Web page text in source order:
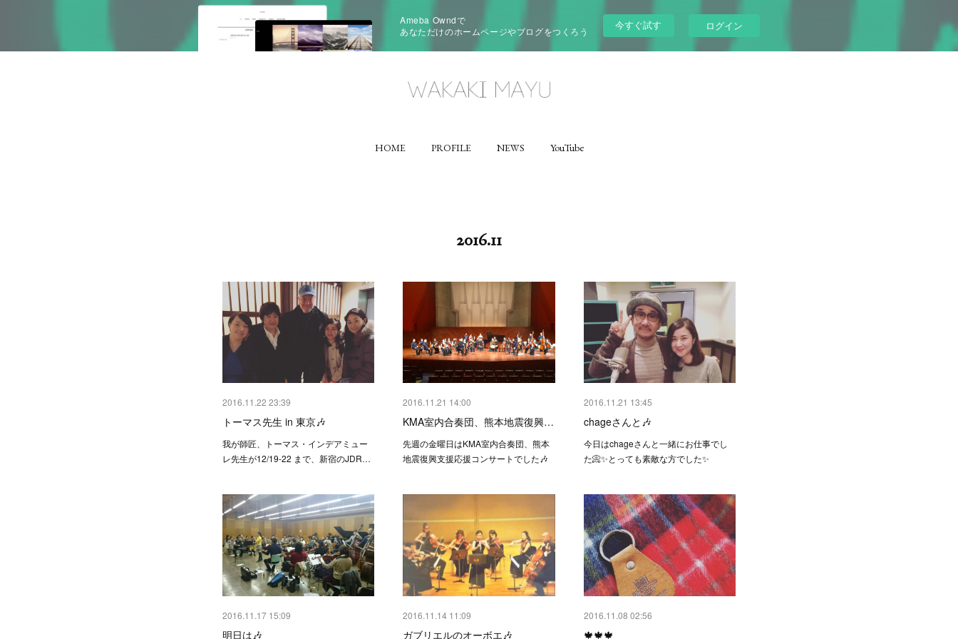
Ameba Owndで
あなただけのホームページやブログをつくろう
今すぐ試す ログイン
HOME PROFILE NEWS YouTube
2016.11
2016.11.22 23:39
トーマス先生 in 東京🎶
我が師匠、トーマス・インデアミュー
レ先生が12/19-22 まで、新宿のJDR…
2016.11.21 14:00
KMA室内合奏団、熊本地震復興…
先週の金曜日はKMA室内合奏団、熊本
地震復興支援応援コンサートでした🎶
2016.11.21 13:45
chageさんと🎶
今日はchageさんと一緒にお仕事でし
た📀✨とっても素敵な方でした✨
2016.11.17 15:09
明日は🎶
2016.11.14 11:09
ガブリエルのオーボエ🎶
2016.11.08 02:56
🍁🍁🍁